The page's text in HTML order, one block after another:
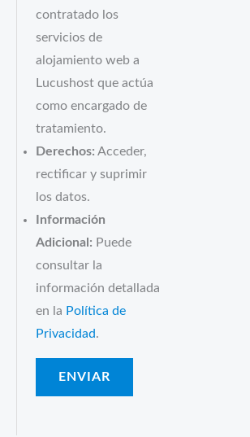
contratado los
servicios de
alojamiento web a
Lucushost que actúa
como encargado de
tratamiento.
Derechos: Acceder,
rectificar y suprimir
los datos.
Información
Adicional: Puede
consultar la
información detallada
en la Política de
Privacidad .